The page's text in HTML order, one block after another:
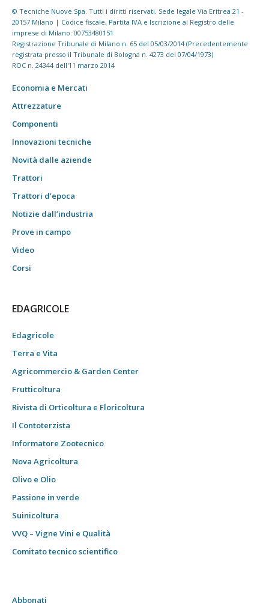
© Tecniche Nuove Spa. Tutti i diritti riservati. Sede legale Via Eritrea 21 -
20157 Milano | Codice fiscale, Partita IVA e Iscrizione al Registro delle
imprese di Milano: 00753480151
Registrazione Tribunale di Milano n. 65 del 05/03/2014 (Precedentemente
registrata presso il Tribunale di Bologna n. 4273 del 07/04/1973)
ROC n. 24344 dell'11 marzo 2014
Economia e Mercati
Attrezzature
Componenti
Innovazioni tecniche
Novità dalle aziende
Trattori
Trattori d’epoca
Notizie dall’industria
Prove in campo
Video
Corsi
EDAGRICOLE
Edagricole
Terra e Vita
Agricommercio & Garden Center
Frutticoltura
Rivista di Orticoltura e Floricoltura
Il Contoterzista
Informatore Zootecnico
Nova Agricoltura
Olivo e Olio
Passione in verde
Suinicoltura
VVQ – Vigne Vini e Qualità
Comitato tecnico scientifico
Abbonati